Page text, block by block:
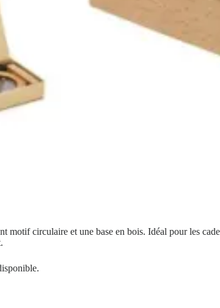
motif circulaire et une base en bois. Idéal pour les